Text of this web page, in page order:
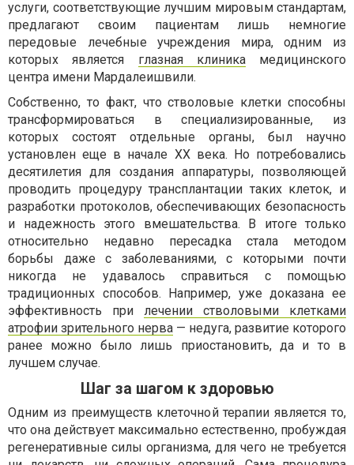
услуги, соответствующие лучшим мировым стандартам,
предлагают своим пациентам лишь немногие
передовые лечебные учреждения мира, одним из
которых является глазная клиникамедицинского
центра имени Мардалеишвили.
Собственно, то факт, что стволовые клетки способны
трансформироваться в специализированные, из
которых состоят отдельные органы, был научно
установлен еще в начале ХХ века. Но потребовались
десятилетия для создания аппаратуры, позволяющей
проводить процедуру трансплантации таких клеток, и
разработки протоколов, обеспечивающих безопасность
и надежность этого вмешательства. В итоге только
относительно недавно пересадка стала методом
борьбы даже с заболеваниями, с которыми почти
никогда не удавалось справиться с помощью
традиционных способов. Например, уже доказана ее
эффективность при лечении стволовыми клетками
атрофии зрительного нерва — недуга, развитие которого
ранее можно было лишь приостановить, да и то в
лучшем случае.
Шаг за шагом к здоровью
Одним из преимуществ клеточной терапии является то,
что она действует максимально естественно, пробуждая
регенеративные силы организма, для чего не требуется